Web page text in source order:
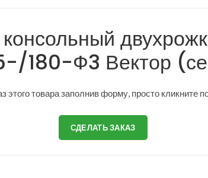
180-Ф3 Вектор
этого товара заполнив форму, просто кликните
СДЕЛАТЬ ЗАКАЗ